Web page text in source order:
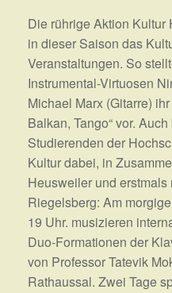
Die rührige Aktion
in dieser Saison das
Veranstaltungen. So
Instrumental-Virtuosen
Michael Marx (Gitarre)
Balkan, Tango“ vor.
Studierenden der
Kultur dabei, in
Heusweiler und
Riegelsberg: Am
19 Uhr. musizieren
Duo-Formationen der
von Professor Tatevik
Rathaussal. Zwei Tage